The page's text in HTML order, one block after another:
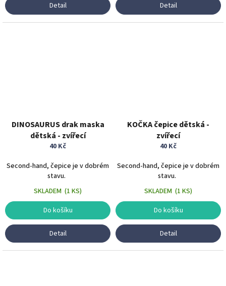
Detail Detail
DINOSAURUS drak maska
dětská - zvířecí
40 Kč
Second-hand, čepice je v dobrém
stavu.
SKLADEM (1 KS)
Do košíku
Detail
KOČKA čepice dětská -
zvířecí
40 Kč
Second-hand, čepice je v dobrém
stavu.
SKLADEM (1 KS)
Do košíku
Detail